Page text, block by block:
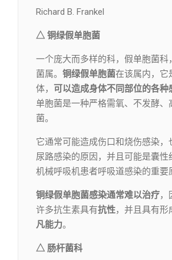
Richard B. Frankel
△ 铜绿假单胞菌
一个庞大而多样的科，假单胞菌科
菌属。 铜绿假单胞菌在该属内，它
体，
可以造成身体不同部位的各种
单胞菌是一种严格需氧、不发酵、
菌。
它通常可能造成伤口和烧伤感染，
尿路感染的原因，并且可能是囊性
机械呼吸机患者呼吸道感染的重要
铜绿假单胞菌感染通常难以治疗，
许多抗生素具有抗性，并且具有形
凡能力。
△ 肠杆菌科